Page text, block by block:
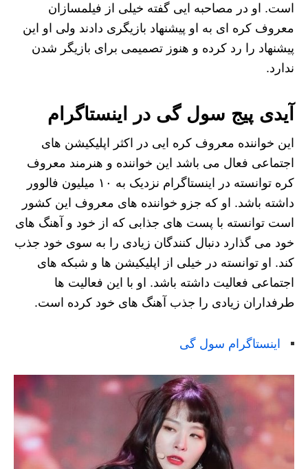
است. او در مصاحبه ایی گفته خیلی از فیلمسازان
معروف کره ای به او پیشنهاد بازیگری دادند ولی او این
پیشنهاد را رد کرده و هنوز تصمیمی برای بازیگر شدن
ندارد.
آیدی پیج سول گی در اینستاگرام
این خواننده معروف کره ایی در اکثر اپلیکیشن های
اجتماعی فعال می باشد این خواننده و هنرمند معروف
کره توانسته در اینستاگرام نزدیک به ۱۰ میلیون فالوور
داشته باشد. او که جزو خواننده های معروف این کشور
است توانسته با پست های جذابی که از خود و آهنگ های
خود می‌ گذارد دنبال کنندگان زیادی را به سوی خود جذب
کند. او توانسته در خیلی از اپلیکیشن ها و شبکه‌ های
اجتماعی فعالیت داشته باشد. او با این فعالیت ها
طرفداران زیادی را جذب آهنگ های خود کرده است.
اینستاگرام سول گی